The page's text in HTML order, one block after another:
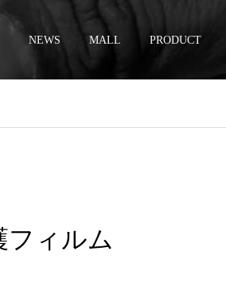
NEWS MALL PRODUCT
フィルム